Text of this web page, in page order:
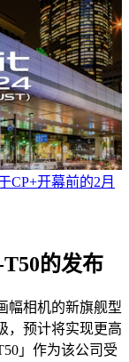
CP+开幕前的2月
的发布
幅相机的新旗舰型
，预计将实现更高
」作为该公司受